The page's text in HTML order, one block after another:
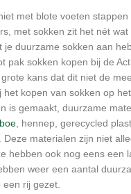
met blote voeten stappen
met sokken zit het nét wat
je duurzame sokken aan
pak sokken kopen bij de
kans dat dit niet de
het kopen van sokken op
is gemaakt, duurzame
, hennep, gerecycled
Deze materialen zijn niet
hebben ook nog eens een
weer een aantal
rij gezet.